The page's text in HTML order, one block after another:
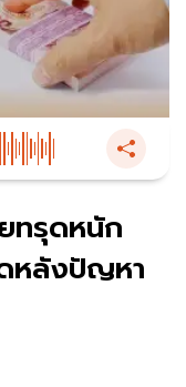
ทรุดหนัก
หลังปัญหา